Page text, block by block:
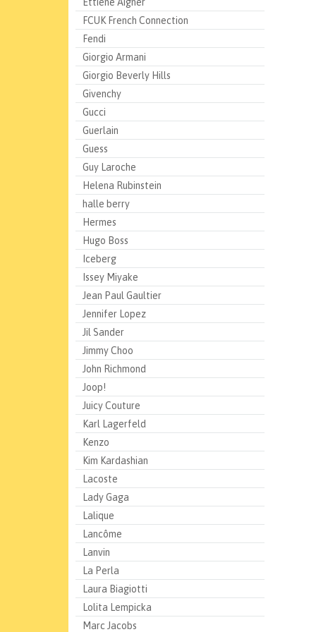
FCUK French Connection
Fendi
Giorgio Armani
Giorgio Beverly Hills
Givenchy
Gucci
Guerlain
Guess
Guy Laroche
Helena Rubinstein
halle berry
Hermes
Hugo Boss
Iceberg
Issey Miyake
Jean Paul Gaultier
Jennifer Lopez
Jil Sander
Jimmy Choo
John Richmond
Joop!
Juicy Couture
Karl Lagerfeld
Kenzo
Kim Kardashian
Lacoste
Lady Gaga
Lalique
Lancôme
Lanvin
La Perla
Laura Biagiotti
Lolita Lempicka
Marc Jacobs